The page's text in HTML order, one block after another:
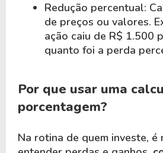
Redução percentual:
de preços ou valores.
ação caiu de R$ 1.500
quanto foi a perda
Por que usar uma
porcentagem?
Na rotina de quem investe, é